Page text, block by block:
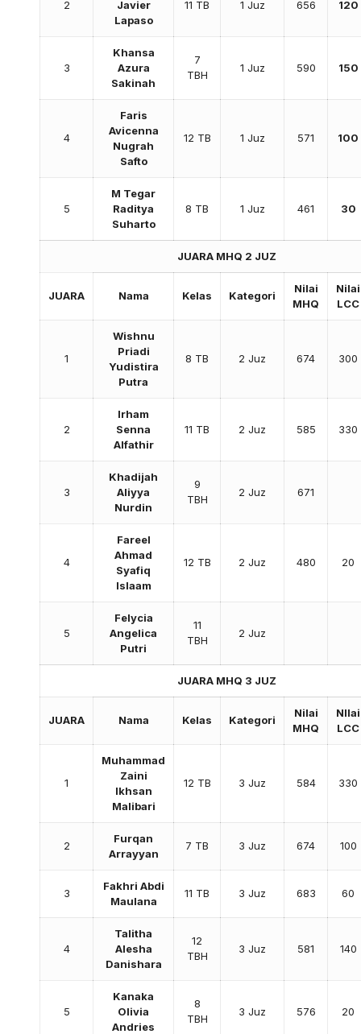
2
Javier
Lapaso
11 TB 1 Juz 656 120
3
Khansa
Azura
Sakinah
7
TBH
1 Juz 590 150
4
Faris
Avicenna
Nugrah
Safto
12 TB 1 Juz 571 100
5
M Tegar
Raditya
Suharto
8 TB 1 Juz 461 30
JUARA MHQ 2 JUZ
JUARA Nama Kelas Kategori
Nilai
MHQ
Nilai
LCC
1
Wishnu
Priadi
Yudistira
Putra
8 TB 2 Juz 674 300
2
Irham
Senna
Alfathir
11 TB 2 Juz 585 330
3
Khadijah
Aliyya
Nurdin
9
TBH
2 Juz 671
4
Fareel
Ahmad
Syafiq
Islaam
12 TB 2 Juz 480 20
5
Felycia
Angelica
Putri
11
TBH
2 Juz
JUARA MHQ 3 JUZ
JUARA Nama Kelas Kategori
Nilai
MHQ
NIlai
LCC
1
Muhammad
Zaini
Ikhsan
Malibari
12 TB 3 Juz 584 330
2
Furqan
Arrayyan
7 TB 3 Juz 674 100
3
Fakhri Abdi
Maulana
11 TB 3 Juz 683 60
4
Talitha
Alesha
Danishara
12
TBH
3 Juz 581 140
5
Kanaka
Olivia
Andries
8
TBH
3 Juz 576 20